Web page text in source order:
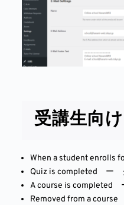
受講生向
When a student enrolls
Quiz is completed ー
A course is completed
Removed from a